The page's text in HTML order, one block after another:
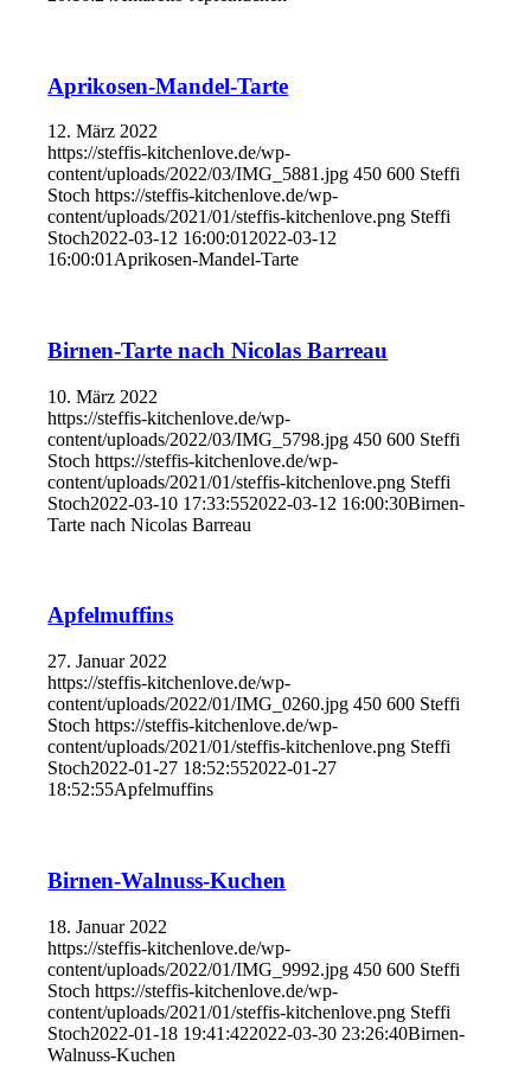
Aprikosen-Mandel-Tarte
12. März 2022
https://steffis-kitchenlove.de/wp-
content/uploads/2022/03/IMG_5881.jpg 450 600 Steffi
Stoch https://steffis-kitchenlove.de/wp-
content/uploads/2021/01/steffis-kitchenlove.png Steffi
Stoch2022-03-12 16:00:01 2022-03-12
16:00:01 Aprikosen-Mandel-Tarte
Birnen-Tarte nach Nicolas Barreau
10. März 2022
https://steffis-kitchenlove.de/wp-
content/uploads/2022/03/IMG_5798.jpg 450 600 Steffi
Stoch https://steffis-kitchenlove.de/wp-
content/uploads/2021/01/steffis-kitchenlove.png Steffi
Stoch2022-03-10 17:33:552022-03-12 16:00:30Birnen-
Tarte nach Nicolas Barreau
Apfelmuffins
27. Januar 2022
https://steffis-kitchenlove.de/wp-
content/uploads/2022/01/IMG_0260.jpg 450 600 Steffi
Stoch https://steffis-kitchenlove.de/wp-
content/uploads/2021/01/steffis-kitchenlove.png Steffi
Stoch2022-01-27 18:52:552022-01-27
18:52:55Apfelmuffins
Birnen-Walnuss-Kuchen
18. Januar 2022
https://steffis-kitchenlove.de/wp-
content/uploads/2022/01/IMG_9992.jpg 450 600 Steffi
Stoch https://steffis-kitchenlove.de/wp-
content/uploads/2021/01/steffis-kitchenlove.png Steffi
Stoch2022-01-18 19:41:422022-03-30 23:26:40Birnen-
Walnuss-Kuchen